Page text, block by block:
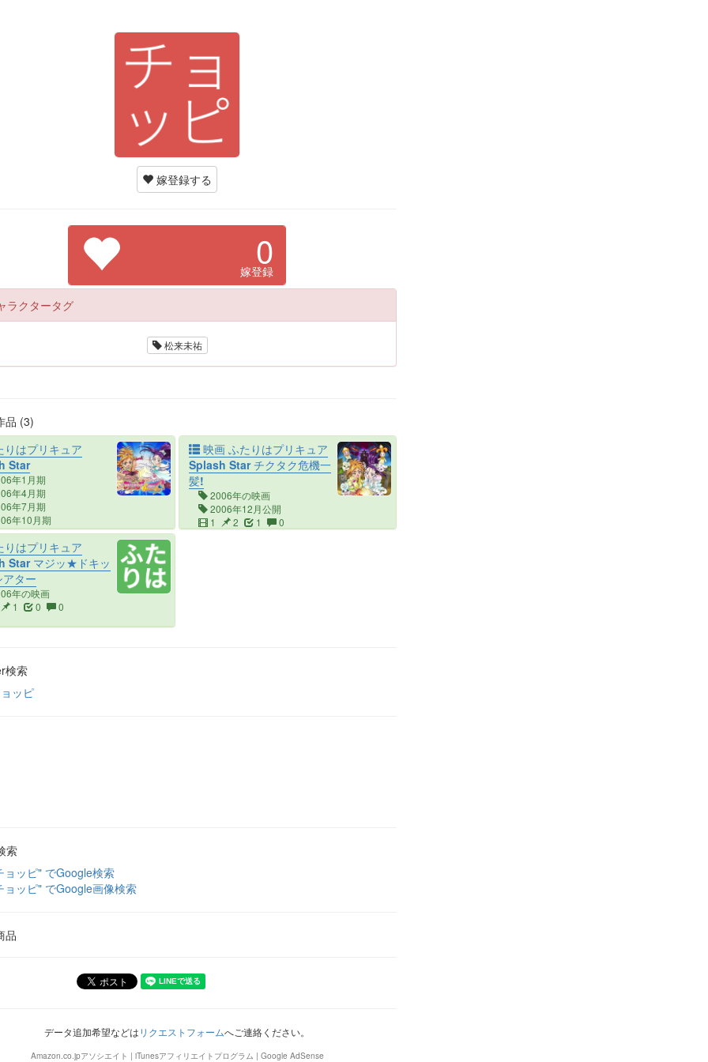
嫁登録する
0
嫁登録
ラクタータグ
松来未祐
品 (3)
はプリキュア
Star
年1月期
年4月期
年7月期
年10月期
年1月期
5 147 0
映画 ふたりはプリキュア
Splash Star チクタク危機一
髪!
2006年の映画
2006年12月公開
1
2 1 0
はプリキュア
Star マジッ★ドキッ
ター
年の映画
1
0 0
検索
ッピ
索
ョッピ" でGoogle検索
ョッピ" でGoogle画像検索
品
データ追加希望などはリクエストフォームへご連絡ください。
Amazon.co.jpアソシエイト | iTunesアフィリエイトプログラム | Google AdSense